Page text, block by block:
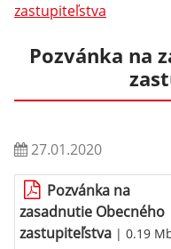
zastupiteľstva
Pozvánka na
27.01.2020
Pozvánka na
zasadnutie Obecného
zastupiteľstva | 0.19